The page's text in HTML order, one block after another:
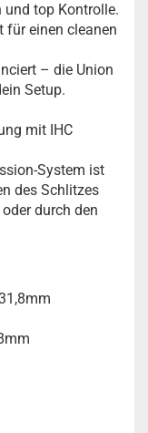
und top Kontrolle.
für einen cleanen
– die Union
Setup.
mit IHC
System ist
des Schlitzes
durch den